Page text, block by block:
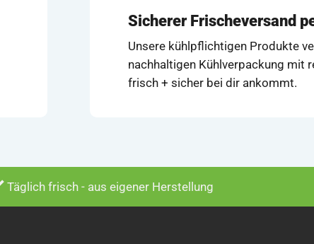
Sicherer Frischeversand
Unsere kühlpflichtigen Produkte
nachhaltigen Kühlverpackung mit
frisch + sicher bei dir ankommt.
Täglich frisch - aus eigener Herstellung